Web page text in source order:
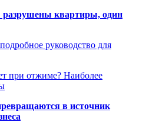
разрушены квартиры, один
руководство для
при отжиме? Наиболее
в источник